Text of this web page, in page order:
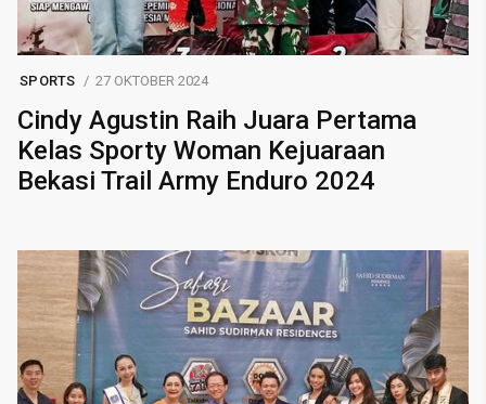
SPORTS 27 OKTOBER 2024
Cindy Agustin Raih Juara Pertama
Kelas Sporty Woman Kejuaraan
Bekasi Trail Army Enduro 2024